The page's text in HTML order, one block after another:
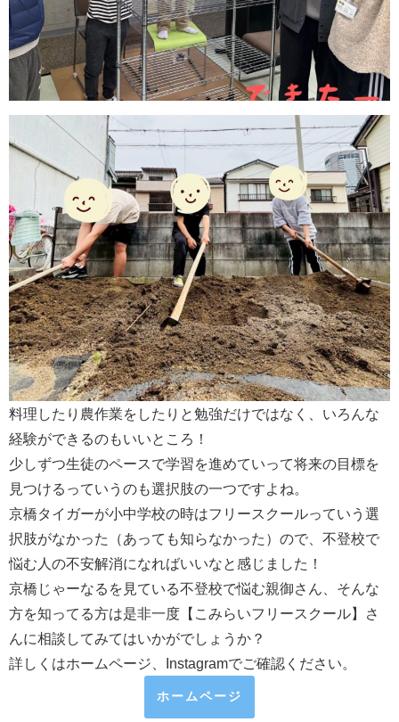
料理したり農作業をしたりと勉強だけではなく、いろんな
経験ができるのもいいところ！
少しずつ生徒のペースで学習を進めていって将来の目標を
見つけるっていうのも選択肢の一つですよね。
京橋タイガーが小中学校の時はフリースクールっていう選
択肢がなかった（あっても知らなかった）ので、不登校で
悩む人の不安解消になればいいなと感じました！
京橋じゃーなるを見ている不登校で悩む親御さん、そんな
方を知ってる方は是非一度【こみらいフリースクール】さ
んに相談してみてはいかがでしょうか？
詳しくはホームページ、Instagramでご確認ください。
ホームページ